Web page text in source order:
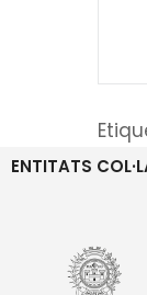
ENTITATS